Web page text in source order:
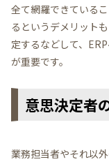
全て網羅できている
るというデメリット
定するなどして、
が重要です。
意思決定者
業務担当者やそれ以